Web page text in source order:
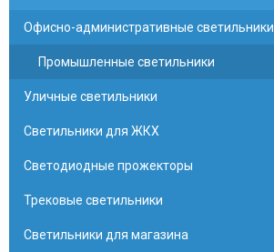
Офисно-административные светильники
Промышленные светильники
Уличные светильники
Светильники для ЖКХ
Светодиодные прожекторы
Трековые светильники
Светильники для магазина